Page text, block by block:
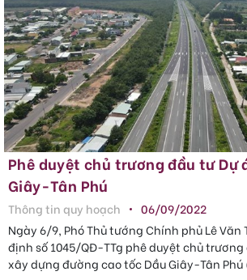
Phê duyệt chủ trương đầu tư Dự
Giây-Tân Phú
Thông tin quy hoạch
06/09/2022
Ngày 6/9, Phó Thủ tướng Chính phủ Lê Văn
định số 1045/QĐ-TTg phê duyệt chủ
xây dựng đường cao tốc Dầu Giây-Tân